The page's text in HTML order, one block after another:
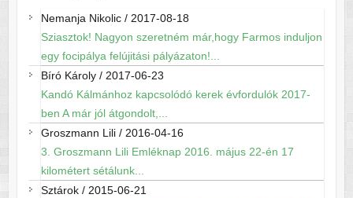
Nemanja Nikolic/ 2017-08-18
Sziasztok! Nagyon szeretném már,hogy Farmos induljon
egy focipálya felújitási pályázaton!...
Bíró Károly/ 2017-06-23
Kandó Kálmánhoz kapcsolódó kerek évfordulók 2017-
ben A már jól átgondolt,...
Groszmann Lili/ 2016-04-16
3. Groszmann Lili Emléknap 2016. május 22-én 17
kilométert sétálunk...
Sztárok/ 2015-06-21